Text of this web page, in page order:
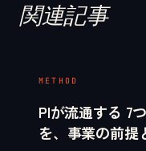
関連記事
METHOD
PIが流通する 7
を、事業の前提